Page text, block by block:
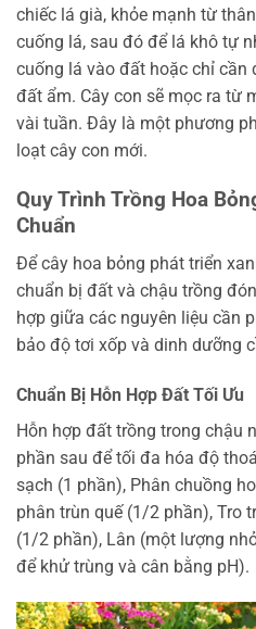
chiếc lá già, khỏe mạnh từ
cuống lá, sau đó để lá khô tự
cuống lá vào đất hoặc chỉ cần
đất ẩm. Cây con sẽ mọc ra từ
vài tuần. Đây là một phương
loạt cây con mới.
Quy Trình Trồng Hoa
Chuẩn
Để cây hoa bỏng phát triển
chuẩn bị đất và chậu trồng
hợp giữa các nguyên liệu cần
bảo độ tơi xốp và dinh dưỡng
Chuẩn Bị Hỗn Hợp Đất Tối Ưu
Hỗn hợp đất trồng trong chậu
phần sau để tối đa hóa độ
sạch (1 phần), Phân chuồng
phân trùn quế (1/2 phần), Tro
(1/2 phần), Lân (một lượng
để khử trùng và cân bằng pH).